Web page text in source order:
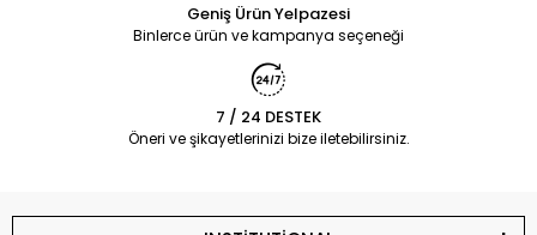
Geniş Ürün Yelpazesi
Binlerce ürün ve kampanya seçeneği
7 / 24 DESTEK
Öneri ve şikayetlerinizi bize iletebilirsiniz.